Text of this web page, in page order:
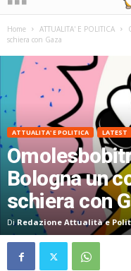
Home ATTUALITA' E POLITICA
schiera con Gaza
ATTUALITA' E POLITICA LATEST
Bologna un
schiera con
Di Redazione Attualità e